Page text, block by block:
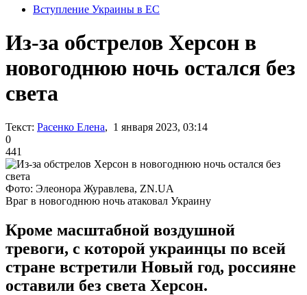
Вступление Украины в ЕС
Из-за обстрелов Херсон в
новогоднюю ночь остался без
света
Текст: Расенко Елена, 1 января 2023, 03:14
0
441
Фото: Элеонора Журавлева, ZN.UA
Враг в новогоднюю ночь атаковал Украину
Кроме масштабной воздушной
тревоги, с которой украинцы по всей
стране встретили Новый год, россияне
оставили без света Херсон.